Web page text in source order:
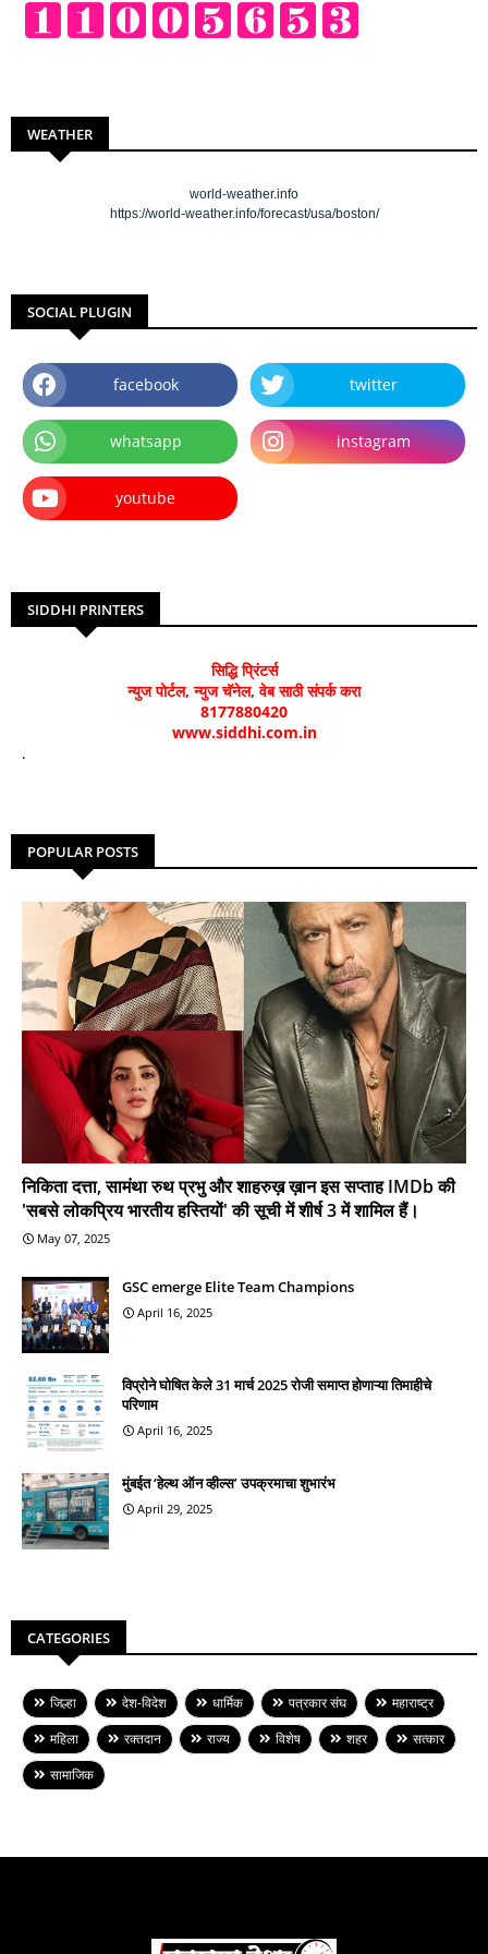
WEATHER
world-weather.info
https://world-weather.info/forecast/usa/boston/
SOCIAL PLUGIN
facebook twitter
whatsapp instagram
youtube
SIDDHI PRINTERS
सिद्धि प्रिंटर्स
न्युज पोर्टल, न्युज चॅनेल, वेब साठी संपर्क करा
8177880420
www.siddhi.com.in
.
POPULAR POSTS
निकिता दत्ता, सामंथा रुथ प्रभु और शाहरुख़ ख़ान इस सप्ताह IMDb की
'सबसे लोकप्रिय भारतीय हस्तियों' की सूची में शीर्ष 3 में शामिल हैं।
May 07, 2025
GSC emerge Elite Team Champions
April 16, 2025
विप्रोने घोषित केले 31 मार्च 2025 रोजी समाप्त होणाऱ्या तिमाहीचे
परिणाम
April 16, 2025
मुंबईत ‘हेल्थ ऑन व्हील्स’ उपक्रमाचा शुभारंभ
April 29, 2025
CATEGORIES
जिल्हा देश-विदेश धार्मिक पत्रकार संघ
महाराष्ट्र
महिला
रक्तदान राज्य विशेष शहर
सत्कार
सामाजिक